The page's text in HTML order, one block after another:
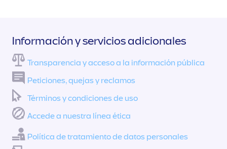
Información y servicios adicionales
Transparencia y acceso a la información pública
Peticiones, quejas y reclamos
Términos y condiciones de uso
Accede a nuestra línea ética
Política de tratamiento de datos personales